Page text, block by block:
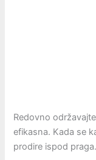
Redovno
efikasna. Kada se
prodire ispod praga.